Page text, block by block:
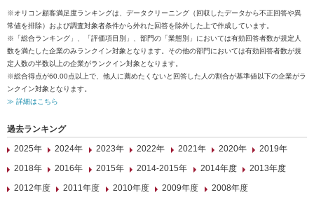
※オリコン顧客満足度ランキングは、データクリーニング（回収したデータから不正回答や異
常値を排除）および調査対象者条件から外れた回答を除外した上で作成しています。
※「総合ランキング」、「評価項目別」、部門の「業態別」においては有効回答者数が規定人
数を満たした企業のみランクイン対象となります。その他の部門においては有効回答者数が規
定人数の半数以上の企業がランクイン対象となります。
※総合得点が60.00点以上で、他人に薦めたくないと回答した人の割合が基準値以下の企業がラ
ンクイン対象となります。
≫ 詳細はこちら
過去ランキング
2025年
2024年 2023年 2022年 2021年 2020年
2019年
2018年
2016年 2015年 2014-2015年 2014年度
2013年度
2012年度
2011年度 2010年度 2009年度 2008年度